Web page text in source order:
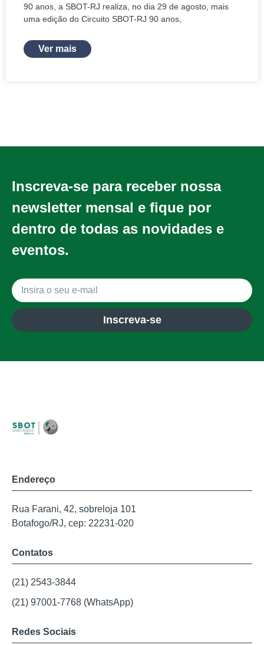
90 anos, a SBOT-RJ realiza, no dia 29 de agosto, mais
uma edição do Circuito SBOT-RJ 90 anos,
Ver mais
Inscreva-se para receber nossa
newsletter mensal e fique por
dentro de todas as novidades e
eventos.
Inscreva-se
Endereço
Rua Farani, 42, sobreloja 101
Botafogo/RJ, cep: 22231-020
Contatos
(21) 2543-3844
(21) 97001-7768 (WhatsApp)
Redes Sociais